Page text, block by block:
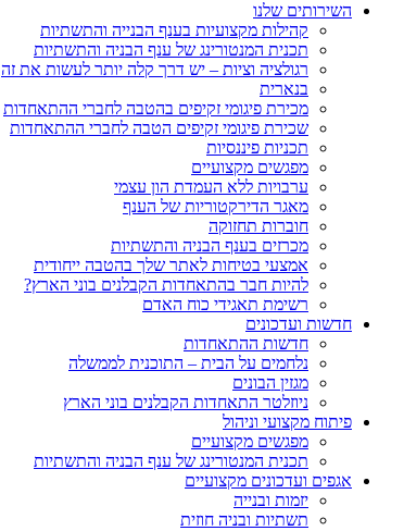
השירותים שלנו
קהילות מקצועיות בענף הבנייה והתשתיות
תכנית המנטורינג של ענף הבניה והתשתיות
רגולציה וציות – יש דרך קלה יותר לעשות את זה
בנארית
מכירת פיגומי זקיפים בהטבה לחברי ההתאחדות
שכירת פיגומי זקיפים הטבה לחברי ההתאחדות
תכניות פיננסיות
מפגשים מקצועיים
ערבויות ללא העמדת הון עצמי
מאגר הדירקטוריות של הענף
חוברות תחזוקה
מכרזים בענף הבניה והתשתיות
אמצעי בטיחות לאתר שלך בהטבה ייחודית
להיות חבר בהתאחדות הקבלנים בוני הארץ?
רשימת תאגידי כוח האדם
חדשות ועדכונים
חדשות ההתאחדות
נלחמים על הבית – התוכנית לממשלה
מגזין הבונים
ניוזלטר התאחדות הקבלנים בוני הארץ
פיתוח מקצועי וניהול
מפגשים מקצועיים
תכנית המנטורינג של ענף הבניה והתשתיות
אגפים ועדכונים מקצועיים
יזמות ובנייה
תשתיות ובניה חוזית